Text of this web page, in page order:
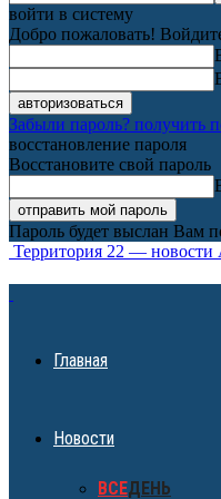
войти в систему
Добро пожаловать!
Забыли пароль? получить
восстановление пароля
Восстановите свой пароль
Пароль будет выслан Вам
Территория 22 — новости
Главная
Новости
ВСЕДЕНЬ